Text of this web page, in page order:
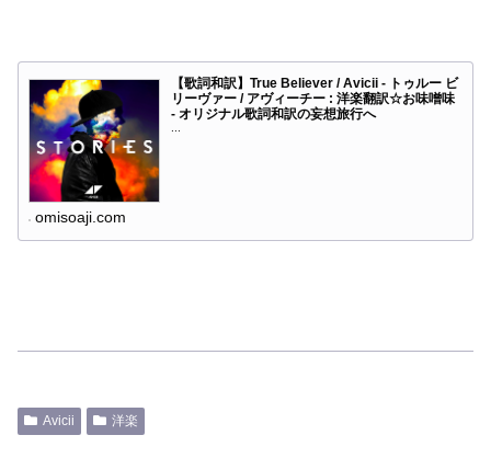
【歌詞和訳】True Believer / Avicii - トゥルー ビ
リーヴァー / アヴィーチー : 洋楽翻訳☆お味噌味
- オリジナル歌詞和訳の妄想旅行へ
omisoaji.com
Avicii 洋楽